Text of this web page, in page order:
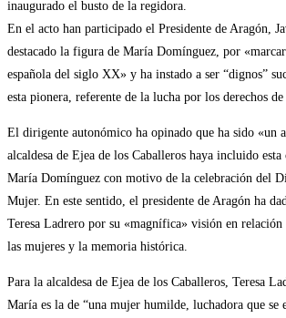
inaugurado el busto de la regidora.
En el acto han participado el Presidente de Aragón,
destacado la figura de María Domínguez, por
española del siglo XX» y ha instado a ser “dignos”
esta pionera, referente de la lucha por los derechos de
El dirigente autonómico ha opinado que ha sido «un
alcaldesa de Ejea de los Caballeros haya incluido
María Domínguez con motivo de la celebración del
Mujer. En este sentido, el presidente de Aragón ha
Teresa Ladrero por su «magnífica» visión en relación
las mujeres y la memoria histórica.
Para la alcaldesa de Ejea de los Caballeros, Teresa
María es la de “una mujer humilde, luchadora que se